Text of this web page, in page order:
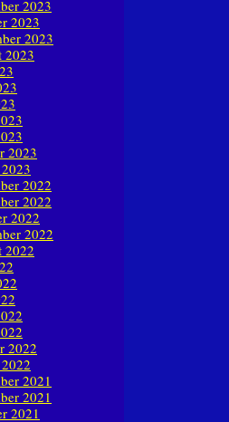
2023
2023
2023
2023
2023
2022
2022
2022
2022
2022
2022
2021
2021
2021